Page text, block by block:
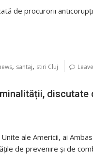
de procurorii
, santaj, stiri Cluj
discutate
ale Americii, ai
de prevenire și de